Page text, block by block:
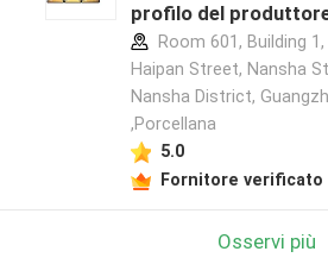
profilo del
Room 601, Building 1,
Haipan Street, Nansha
Nansha District,
,Porcellana
5.0
Fornitore verificato
Osservi più